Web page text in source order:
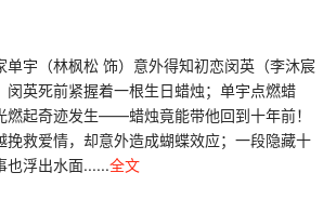
宇（林枫松 饰）意外得知初恋闵英（李沐宸
闵英死前紧握着一根生日蜡烛；单宇点燃蜡
燃起奇迹发生——蜡烛竟能带他回到十年前！
挽救爱情，却意外造成蝴蝶效应；一段隐藏十
也浮出水面......全文